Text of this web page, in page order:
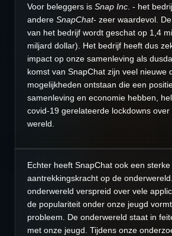
Voor beleggers is Snap Inc. - het
andere SnapChat- zeer waardevol.
van het bedrijf wordt geschat op 1,4
miljard dollar). Het bedrijf heeft dus
impact op onze samenleving als
komst van SnapChat zijn veel nieuwe
mogelijkheden ontstaan die een
samenleving en economie hebben,
covid-19 gerelateerde lockdowns
wereld.
Echter heeft SnapChat ook een sterke
aantrekkingskracht op de
onderwereld verspreid over vele
de populariteit onder onze jeugd
probleem. De onderwereld staat in
met onze jeugd. Tijdens onze